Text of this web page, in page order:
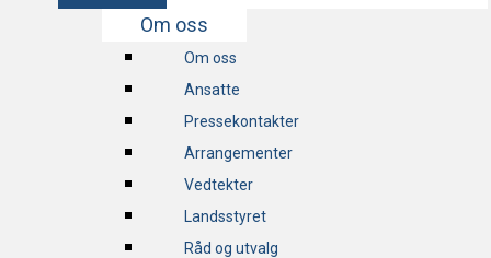
Om oss
Om oss
Ansatte
Pressekontakter
Arrangementer
Vedtekter
Landsstyret
Råd og utvalg